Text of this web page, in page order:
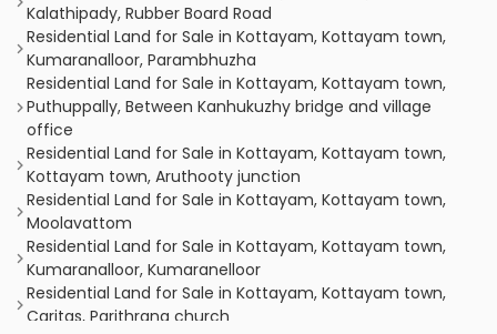
Kalathipady, Rubber Board Road
Residential Land for Sale in Kottayam, Kottayam town,
Kumaranalloor, Parambhuzha
Residential Land for Sale in Kottayam, Kottayam town,
Puthuppally, Between Kanhukuzhy bridge and village
office
Residential Land for Sale in Kottayam, Kottayam town,
Kottayam town, Aruthooty junction
Residential Land for Sale in Kottayam, Kottayam town,
Moolavattom
Residential Land for Sale in Kottayam, Kottayam town,
Kumaranalloor, Kumaranelloor
Residential Land for Sale in Kottayam, Kottayam town,
Caritas, Parithrana church